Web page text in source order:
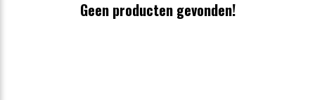
Geen producten gevonden!